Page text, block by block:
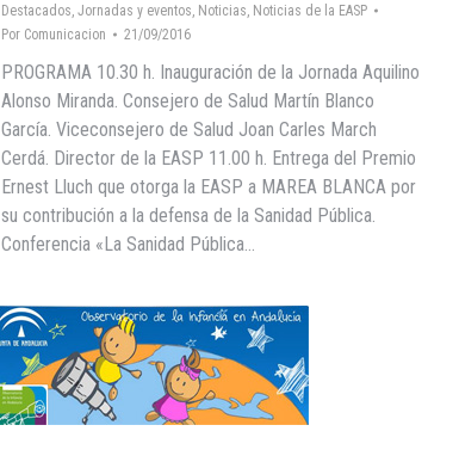
Destacados Jornadas y eventos Noticias Noticias de la EASP
Por Comunicacion 21/09/2016
PROGRAMA 10.30 h. Inauguración de la Jornada Aquilino
Alonso Miranda. Consejero de Salud Martín Blanco
García. Viceconsejero de Salud Joan Carles March
Cerdá. Director de la EASP 11.00 h. Entrega del Premio
Ernest Lluch que otorga la EASP a MAREA BLANCA por
su contribución a la defensa de la Sanidad Pública.
Conferencia «La Sanidad Pública…